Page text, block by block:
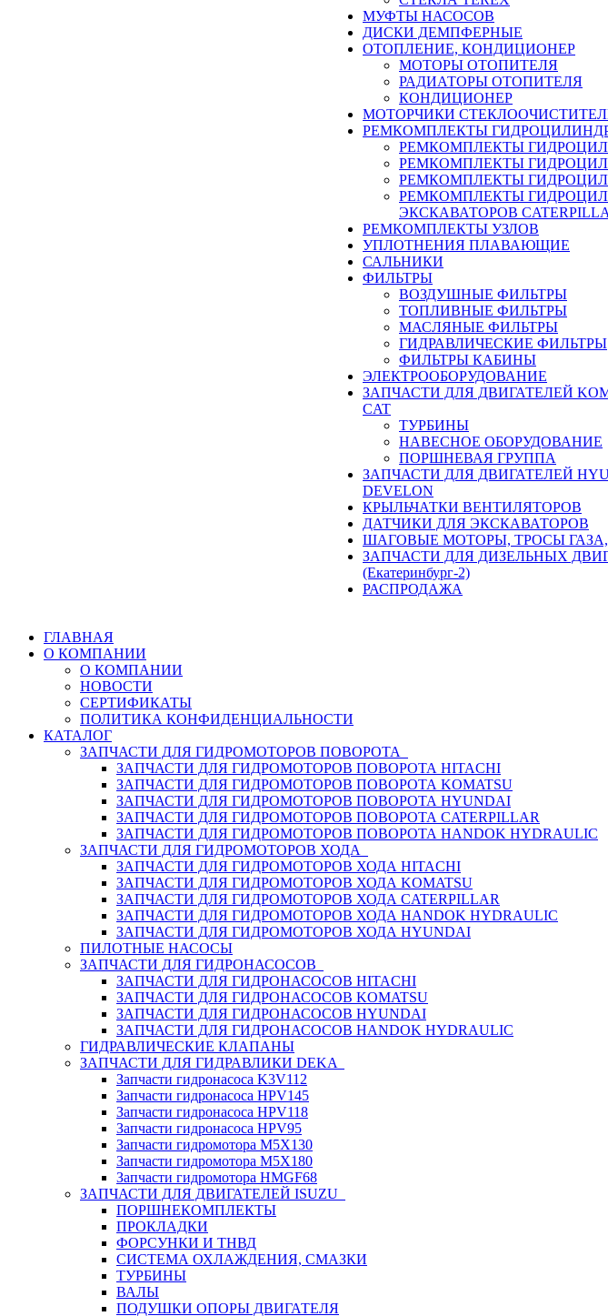
МУФТЫ НАСОСОВ
ДИСКИ ДЕМПФЕРНЫЕ
ОТОПЛЕНИЕ, КОНДИЦИОНЕР
МОТОРЫ ОТОПИТЕЛЯ
РАДИАТОРЫ ОТОПИТЕЛЯ
КОНДИЦИОНЕР
МОТОРЧИКИ
РЕМКОМПЛЕКТЫ
РЕМКОМПЛЕКТЫ
РЕМКОМПЛЕКТЫ
РЕМКОМПЛЕКТЫ
РЕМКОМПЛЕКТЫ
ЭКСКАВАТОРОВ
РЕМКОМПЛЕКТЫ УЗЛОВ
УПЛОТНЕНИЯ ПЛАВАЮЩИЕ
САЛЬНИКИ
ФИЛЬТРЫ
ВОЗДУШНЫЕ ФИЛЬТРЫ
ТОПЛИВНЫЕ ФИЛЬТРЫ
МАСЛЯНЫЕ ФИЛЬТРЫ
ГИДРАВЛИЧЕСКИЕ ФИЛЬТРЫ
ФИЛЬТРЫ КАБИНЫ
ЭЛЕКТРООБОРУДОВАНИЕ
ЗАПЧАСТИ ДЛЯ ДВИГАТЕЛЕЙ
CAT
ТУРБИНЫ
НАВЕСНОЕ ОБОРУДОВАНИЕ
ПОРШНЕВАЯ ГРУППА
ЗАПЧАСТИ ДЛЯ ДВИГАТЕЛЕЙ
DEVELON
КРЫЛЬЧАТКИ ВЕНТИЛЯТОРОВ
ДАТЧИКИ ДЛЯ ЭКСКАВАТОРОВ
ШАГОВЫЕ МОТОРЫ, ТРОСЫ
ЗАПЧАСТИ ДЛЯ ДИЗЕЛЬНЫХ
(Екатеринбург-2)
РАСПРОДАЖА
ГЛАВНАЯ
О КОМПАНИИ
О КОМПАНИИ
НОВОСТИ
СЕРТИФИКАТЫ
ПОЛИТИКА КОНФИДЕНЦИАЛЬНОСТИ
КАТАЛОГ
ЗАПЧАСТИ ДЛЯ ГИДРОМОТОРОВ ПОВОРОТА
ЗАПЧАСТИ ДЛЯ ГИДРОМОТОРОВ ПОВОРОТА HITACHI
ЗАПЧАСТИ ДЛЯ ГИДРОМОТОРОВ ПОВОРОТА KOMATSU
ЗАПЧАСТИ ДЛЯ ГИДРОМОТОРОВ ПОВОРОТА HYUNDAI
ЗАПЧАСТИ ДЛЯ ГИДРОМОТОРОВ ПОВОРОТА CATERPILLAR
ЗАПЧАСТИ ДЛЯ ГИДРОМОТОРОВ ПОВОРОТА HANDOK HYDRAULIC
ЗАПЧАСТИ ДЛЯ ГИДРОМОТОРОВ ХОДА
ЗАПЧАСТИ ДЛЯ ГИДРОМОТОРОВ ХОДА HITACHI
ЗАПЧАСТИ ДЛЯ ГИДРОМОТОРОВ ХОДА KOMATSU
ЗАПЧАСТИ ДЛЯ ГИДРОМОТОРОВ ХОДА CATERPILLAR
ЗАПЧАСТИ ДЛЯ ГИДРОМОТОРОВ ХОДА HANDOK HYDRAULIC
ЗАПЧАСТИ ДЛЯ ГИДРОМОТОРОВ ХОДА HYUNDAI
ПИЛОТНЫЕ НАСОСЫ
ЗАПЧАСТИ ДЛЯ ГИДРОНАСОСОВ
ЗАПЧАСТИ ДЛЯ ГИДРОНАСОСОВ HITACHI
ЗАПЧАСТИ ДЛЯ ГИДРОНАСОСОВ KOMATSU
ЗАПЧАСТИ ДЛЯ ГИДРОНАСОСОВ HYUNDAI
ЗАПЧАСТИ ДЛЯ ГИДРОНАСОСОВ HANDOK HYDRAULIC
ГИДРАВЛИЧЕСКИЕ КЛАПАНЫ
ЗАПЧАСТИ ДЛЯ ГИДРАВЛИКИ DEKA
Запчасти гидронасоса K3V112
Запчасти гидронасоса HPV145
Запчасти гидронасоса HPV118
Запчасти гидронасоса HPV95
Запчасти гидромотора M5X130
Запчасти гидромотора M5X180
Запчасти гидромотора HMGF68
ЗАПЧАСТИ ДЛЯ ДВИГАТЕЛЕЙ ISUZU
ПОРШНЕКОМПЛЕКТЫ
ПРОКЛАДКИ
ФОРСУНКИ И ТНВД
СИСТЕМА ОХЛАЖДЕНИЯ, СМАЗКИ
ТУРБИНЫ
ВАЛЫ
ПОДУШКИ ОПОРЫ ДВИГАТЕЛЯ